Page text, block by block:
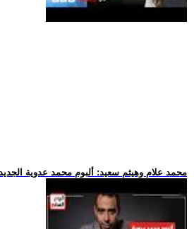
.. محمد علام وهيثم سعيد: ألبوم محمد عدوية